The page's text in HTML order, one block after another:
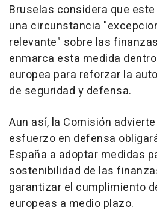
Bruselas considera que
una circunstancia
relevante" sobre las
enmarca esta medida
europea para reforzar la
de seguridad y defensa.
Aun así, la Comisión
esfuerzo en defensa
España a adoptar medidas
sostenibilidad de las
garantizar el cumplimiento
europeas a medio plazo.